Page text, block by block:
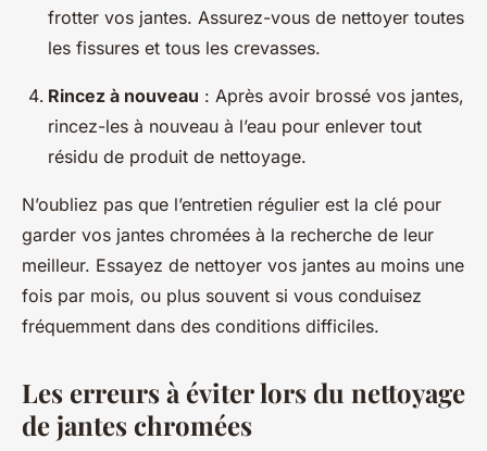
frotter vos jantes. Assurez-vous de nettoyer toutes
les fissures et tous les crevasses.
Rincez à nouveau : Après avoir brossé vos jantes,
rincez-les à nouveau à l’eau pour enlever tout
résidu de produit de nettoyage.
N’oubliez pas que l’entretien régulier est la clé pour
garder vos jantes chromées à la recherche de leur
meilleur. Essayez de nettoyer vos jantes au moins une
fois par mois, ou plus souvent si vous conduisez
fréquemment dans des conditions difficiles.
Les erreurs à éviter lors du nettoyage
de jantes chromées